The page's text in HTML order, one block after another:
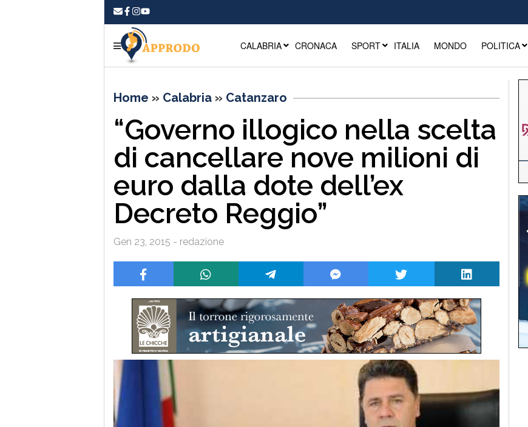
CALABRIA CRONACA SPORT ITALIA MONDO POLITICA
Home » Calabria » Catanzaro
“Governo illogico nella scelta
di cancellare nove milioni di
euro dalla dote dell’ex
Decreto Reggio”
Gen 23, 2015 - redazione